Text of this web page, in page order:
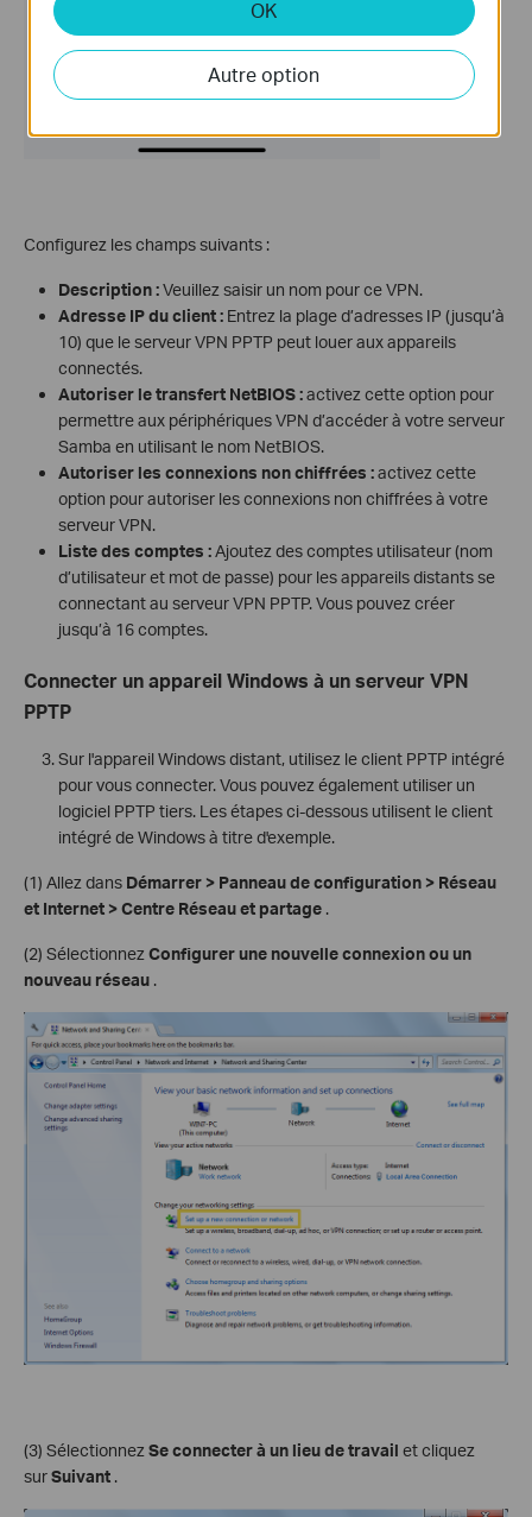
Configurez les champs suivants :
Description :Veuillez saisir un nom pour ce VPN.
Adresse IP du client : Entrez la plage d’adresses IP (jusqu’à
10) que le serveur VPN PPTP peut louer aux appareils
connectés.
Autoriser le transfert NetBIOS :activez cette option pour
permettre aux périphériques VPN d’accéder à votre serveur
Samba en utilisant le nom NetBIOS.
Autoriser les connexions non chiffrées :activez cette
option pour autoriser les connexions non chiffrées à votre
serveur VPN.
Liste des comptes :Ajoutez des comptes utilisateur (nom
d’utilisateur et mot de passe) pour les appareils distants se
connectant au serveur VPN PPTP. Vous pouvez créer
jusqu’à 16 comptes.
Connecter un appareil Windows à un serveur VPN
PPTP
Sur l'appareil Windows distant, utilisez le client PPTP intégré
pour vous connecter. Vous pouvez également utiliser un
logiciel PPTP tiers. Les étapes ci-dessous utilisent le client
intégré de Windows à titre d'exemple.
(1) Allez dans Démarrer > Panneau de configuration > Réseau
et Internet > Centre Réseau et partage .
(2) Sélectionnez Configurer une nouvelle connexion ou un
nouveau réseau .
(3) Sélectionnez Se connecter à un lieu de travail et cliquez
surSuivant .
OK
Autre option